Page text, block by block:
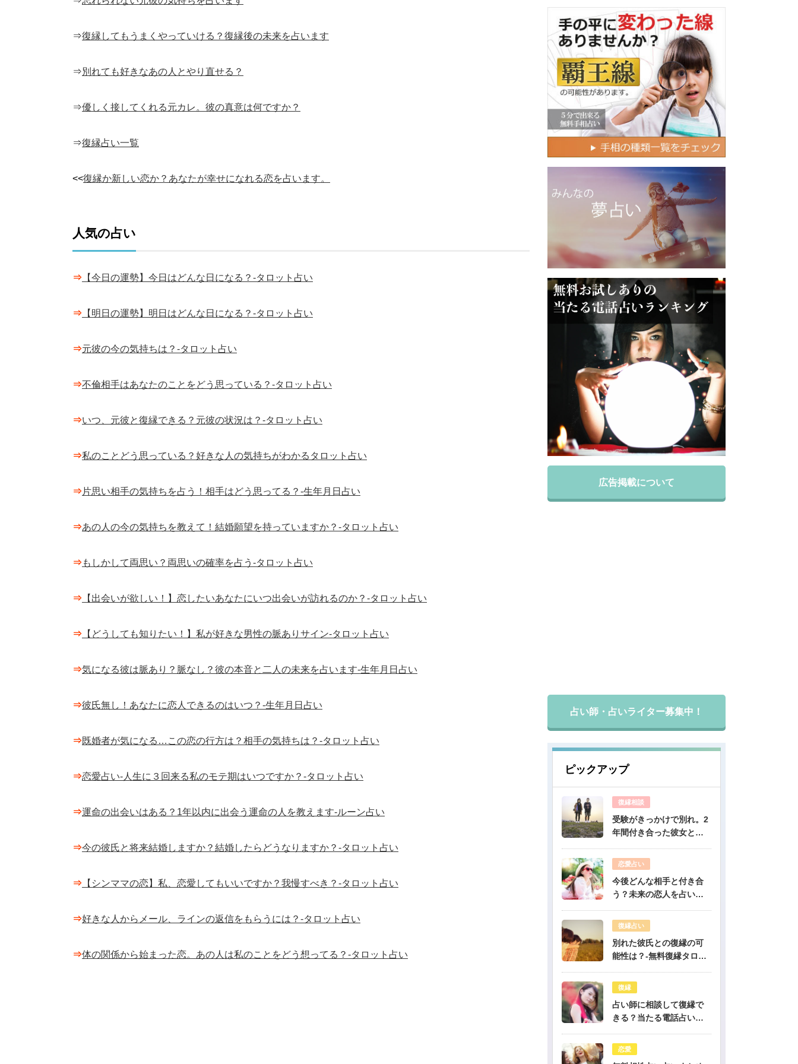
⇒復縁してもうまくやっていける？復縁後の未来を占います
⇒別れても好きなあの人とやり直せる？
⇒優しく接してくれる元カレ。彼の真意は何ですか？
⇒復縁占い一覧
<<復縁か新しい恋か？あなたが幸せになれる恋を占います。
人気の占い
⇒ 【今日の運勢】今日はどんな日になる？-タロット占い
⇒ 【明日の運勢】明日はどんな日になる？-タロット占い
⇒元彼の今の気持ちは？-タロット占い
⇒不倫相手はあなたのことをどう思っている？-タロット占い
⇒いつ、元彼と復縁できる？元彼の状況は？-タロット占い
⇒私のことどう思っている？好きな人の気持ちがわかるタロット占い
⇒片思い相手の気持ちを占う！相手はどう思ってる？-生年月日占い
⇒あの人の今の気持ちを教えて！結婚願望を持っていますか？-タロット占い
⇒もしかして両思い？両思いの確率を占う-タロット占い
⇒ 【出会いが欲しい！】恋したいあなたにいつ出会いが訪れるのか？-タロット占い
⇒ 【どうしても知りたい！】私が好きな男性の脈ありサイン-タロット占い
⇒気になる彼は脈あり？脈なし？彼の本音と二人の未来を占います-生年月日占い
⇒彼氏無し！あなたに恋人できるのはいつ？-生年月日占い
⇒既婚者が気になる…この恋の行方は？相手の気持ちは？-タロット占い
⇒恋愛占い-人生に３回来る私のモテ期はいつですか？-タロット占い
⇒運命の出会いはある？1年以内に出会う運命の人を教えます-ルーン占い
⇒今の彼氏と将来結婚しますか？結婚したらどうなりますか？-タロット占い
⇒ 【シンママの恋】私、恋愛してもいいですか？我慢すべき？-タロット占い
⇒好きな人からメール、ラインの返信をもらうには？-タロット占い
⇒体の関係から始まった恋。あの人は私のことをどう想ってる？-タロット占い
広告掲載について
占い師・占いライター募集中！
ピックアップ
復縁相談
受験がきっかけで別れ。2
年間付き合った彼女と復
無料占い
恋愛占い
今後どんな相手と付き合
う？未来の恋人を占いま
復縁占い
別れた彼氏との復縁の可
能性は？-無料復縁タロッ
復縁
占い師に相談して復縁で
きる？当たる電話占い先
恋愛